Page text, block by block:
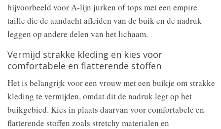
bijvoorbeeld voor A-lijn jurken of tops met een empire
taille die de aandacht afleiden van de buik en de nadruk
leggen op andere delen van het lichaam.
Vermijd strakke kleding en kies voor
comfortabele en flatterende stoffen
Het is belangrijk voor een vrouw met een buikje om strakke
kleding te vermijden, omdat dit de nadruk legt op het
buikgebied. Kies in plaats daarvan voor comfortabele en
flatterende stoffen zoals stretchy materialen en